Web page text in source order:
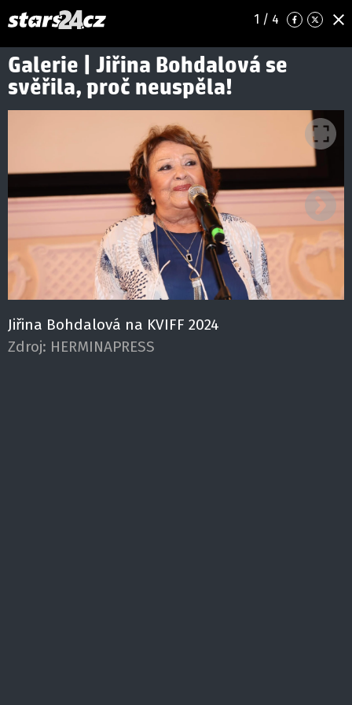
1 / 4
Galerie | Jiřina Bohdalová se
svěřila, proč neuspěla!
Jiřina Bohdalová na KVIFF 2024
Zdroj: HERMINAPRESS